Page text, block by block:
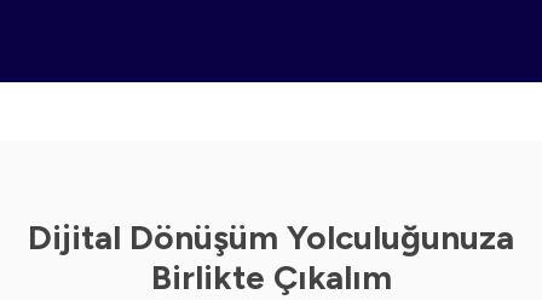
Dijital Dönüşüm Yolculuğunuza
Birlikte Çıkalım